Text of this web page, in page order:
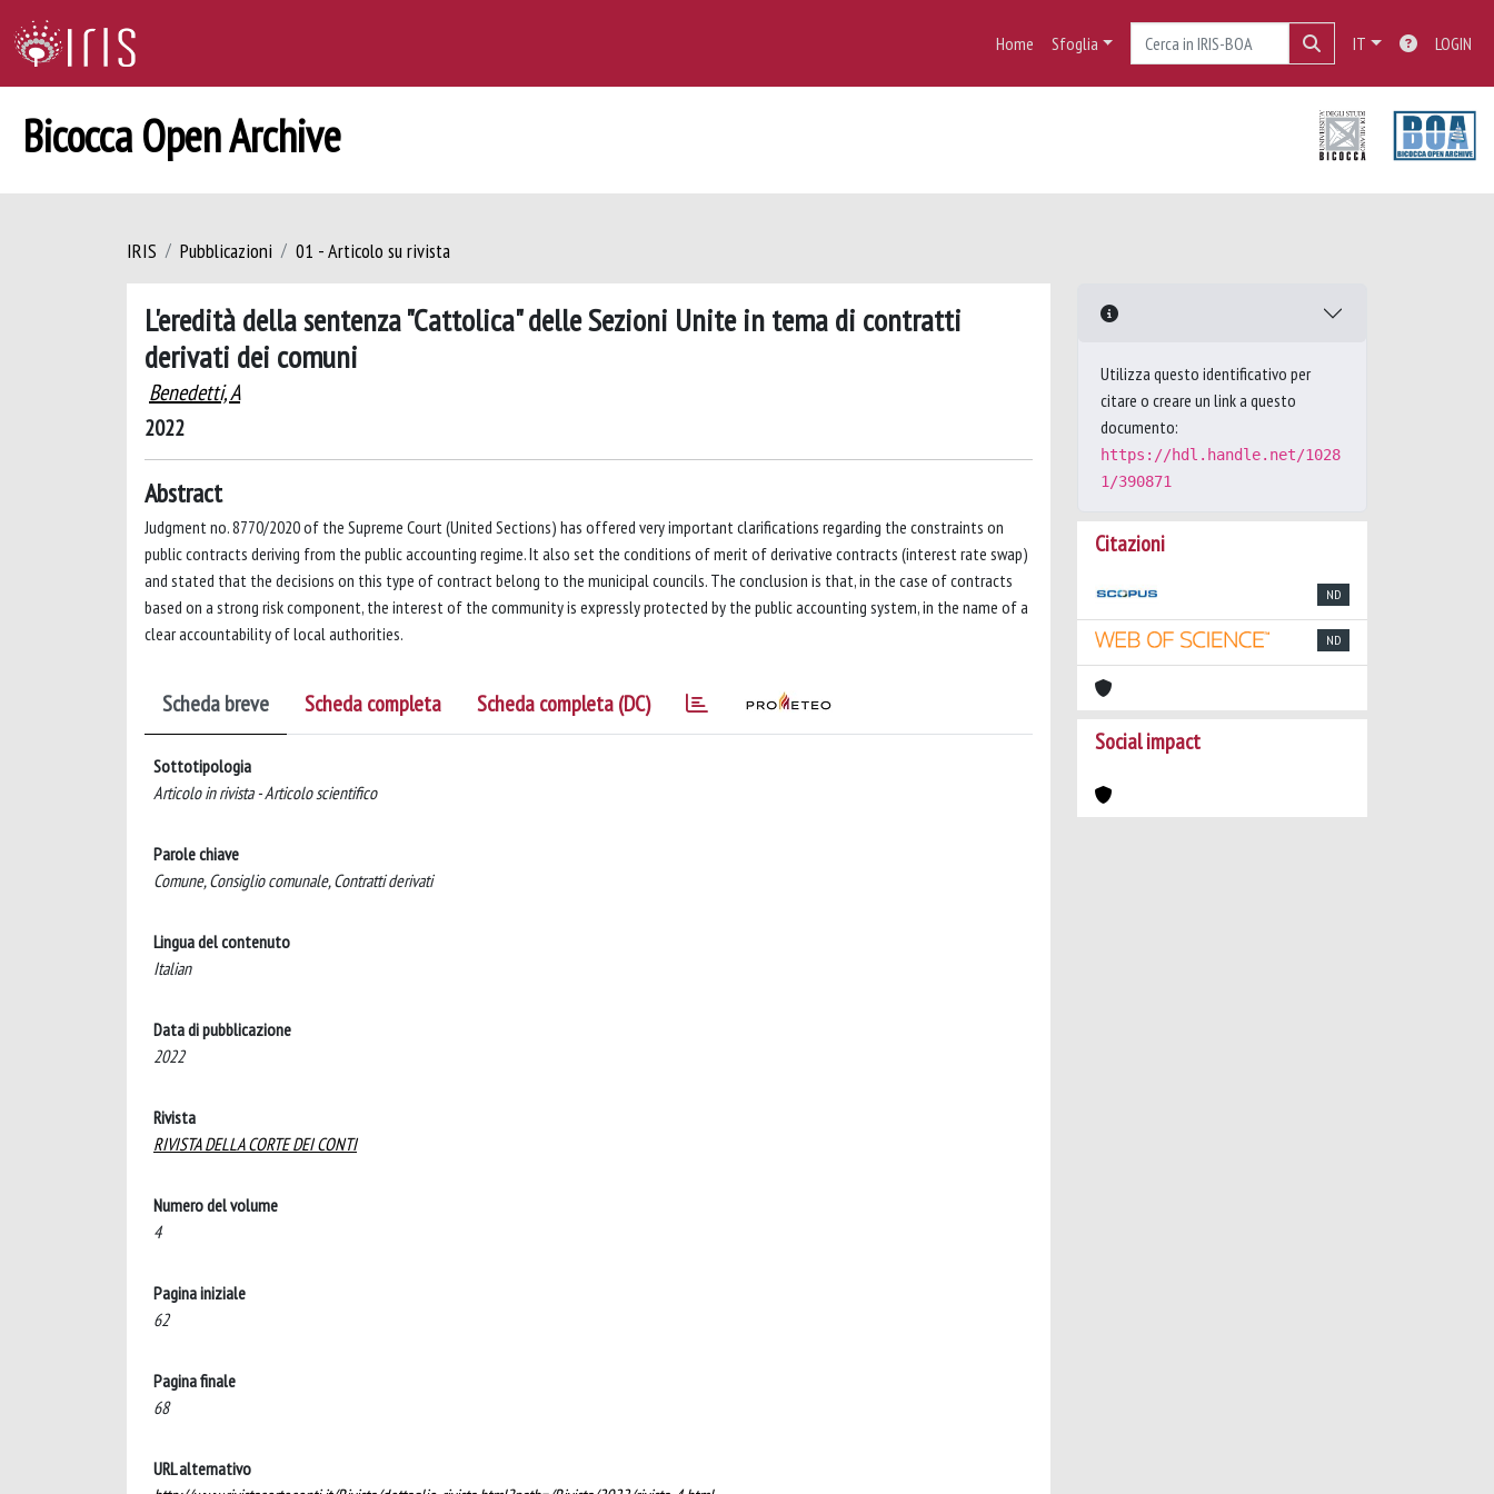
Home Sfoglia IT LOGIN
Bicocca Open Archive
IRIS Pubblicazioni 01 - Articolo su rivista
L'eredità della sentenza "Cattolica" delle Sezioni Unite in tema di contratti
derivati dei comuni
Benedetti, A
2022
Abstract
Judgment no. 8770/2020 of the Supreme Court (United Sections) has offered very important clarifications regarding the constraints on
public contracts deriving from the public accounting regime. It also set the conditions of merit of derivative contracts (interest rate swap)
and stated that the decisions on this type of contract belong to the municipal councils. The conclusion is that, in the case of contracts
based on a strong risk component, the interest of the community is expressly protected by the public accounting system, in the name of a
clear accountability of local authorities.
Scheda breve Scheda completa Scheda completa (DC)
Sottotipologia
Articolo in rivista - Articolo scientifico
Parole chiave
Comune, Consiglio comunale, Contratti derivati
Lingua del contenuto
Italian
Data di pubblicazione
2022
Rivista
RIVISTA DELLA CORTE DEI CONTI
Numero del volume
4
Pagina iniziale
62
Pagina finale
68
URL alternativo
Utilizza questo identificativo per
citare o creare un link a questo
documento:
https://hdl.handle.net/1028
1/390871
Citazioni
ND
ND
Social impact